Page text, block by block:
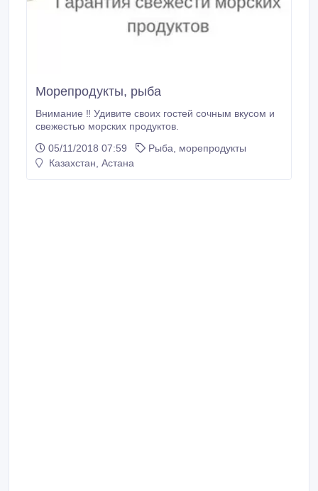
Морепродукты, рыба
Внимание ‼ Удивите своих гостей сочным вкусом и
свежестью морских продуктов.
05/11/2018 07:59
Рыба, морепродукты
Казахстан, Астана